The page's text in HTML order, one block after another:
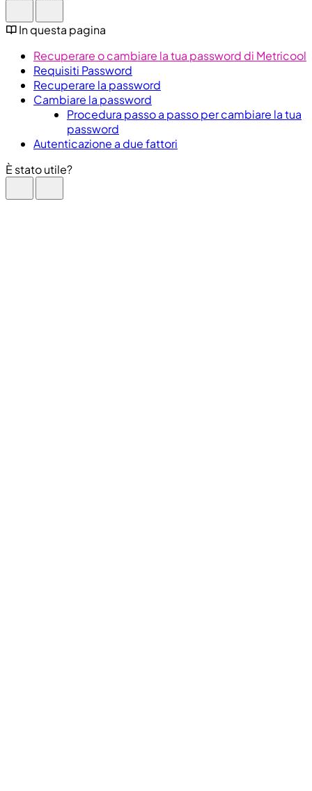
In questa pagina
Recuperare o cambiare la tua password di Metricool
Requisiti Password
Recuperare la password
Cambiare la password
Procedura passo a passo per cambiare la tua
password
Autenticazione a due fattori
È stato utile?